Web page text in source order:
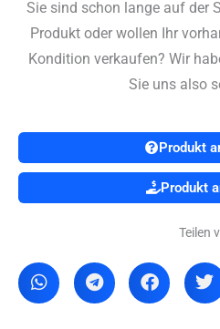
Sie sind schon lange auf der
Produkt oder wollen Ihr
Kondition verkaufen? Wir
Sie uns also
Produkt
Produkt
Teilen